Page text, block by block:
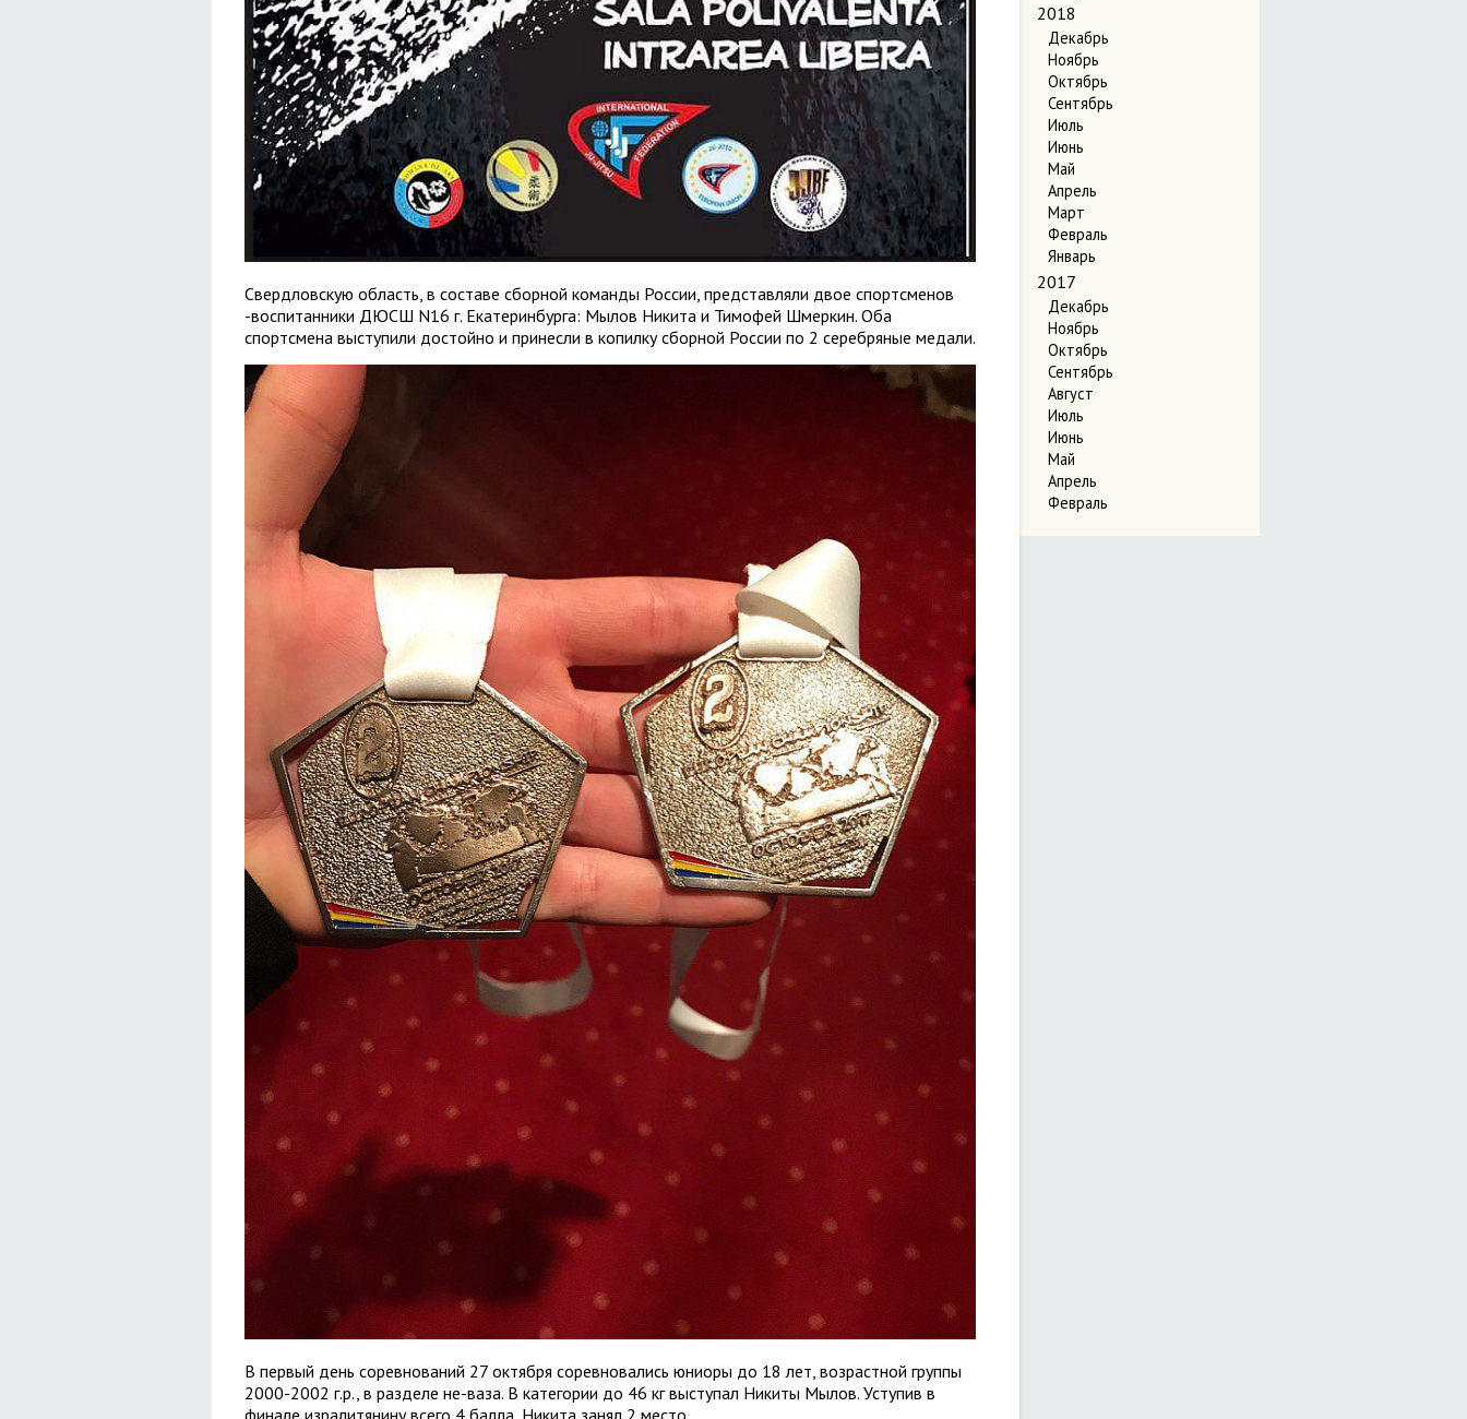
2018
Декабрь
Ноябрь
Октябрь
Сентябрь
Июль
Июнь
Май
Апрель
Март
Февраль
Январь
2017
Декабрь
Ноябрь
Октябрь
Сентябрь
Август
Июль
Июнь
Май
Апрель
Февраль
Свердловскую область, в составе сборной команды России, представляли двое спортсменов
-воспитанники ДЮСШ N16 г. Екатеринбурга: Мылов Никита и Тимофей Шмеркин. Оба
спортсмена выступили достойно и принесли в копилку сборной России по 2 серебряные медали.
В первый день соревнований 27 октября соревновались юниоры до 18 лет, возрастной группы
2000-2002 г.р., в разделе не-ваза. В категории до 46 кг выступал Никиты Мылов. Уступив в